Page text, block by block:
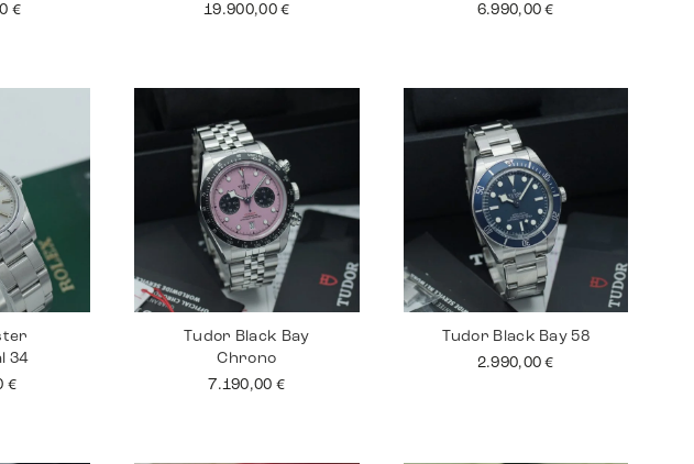
€
19.900,00€
6.990,00€
34
€
Tudor Black Bay
Chrono
7.190,00 €
Tudor Black Bay 58
2.990,00€